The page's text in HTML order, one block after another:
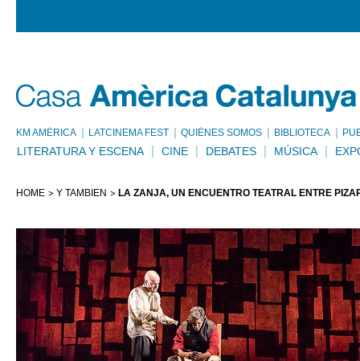
KM AMÈRICA LATCINEMA FEST QUIÉNES SOMOS BIBLIOTECA
LITERATURA Y ESCENA CINE DEBATES MÚSICA
HOME Y TAMBIÉN LA ZANJA, UN ENCUENTRO TEATRAL ENTRE